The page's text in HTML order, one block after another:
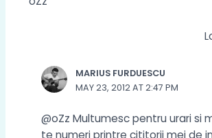
MARIUS FURDUESCU
MAY 23, 2012 AT 2:47 PM
@oZz Multumesc pentru urari si
te numeri printre cititorii mei de